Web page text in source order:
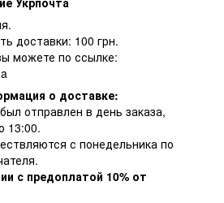
доставки: 100 грн.
можете по ссылке:
о доставке:
отправлен в день заказа,
13:00.
с понедельника по
с предоплатой 10% от